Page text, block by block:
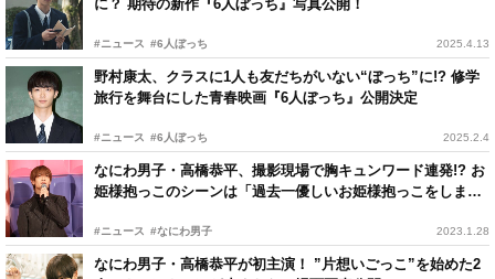
に？ 期待の新作『6人ぼっち』写真公開！
#ニュース #6人ぼっち 2025.4.13
野村康太、クラスに1人も友だちがいない“ぼっち”に!? 修学
旅行を舞台にした青春映画『6人ぼっち』公開決定
#ニュース #6人ぼっち 2025.2.4
なにわ男子・高橋恭平、撮影現場で胸キュンワード連発!? お
姫様抱っこのシーンは「過去一優しいお姫様抱っこをしまし
#ニュース #なにわ男子 2023.1.28
なにわ男子・高橋恭平が初主演！ ”片想いごっこ”を始めた2